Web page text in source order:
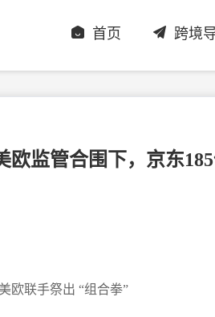
首页 跨境
欧监管合围下，京东
欧联手祭出 “组合拳”​